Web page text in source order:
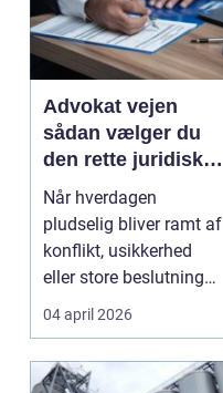
Advokat vejen
sådan vælger du
den rette juridiske
hjælp lokalt
Når hverdagen
pludselig bliver ramt af
konflikt, usikkerhed
eller store beslutninger,
kan en lokal a...
04 april 2026